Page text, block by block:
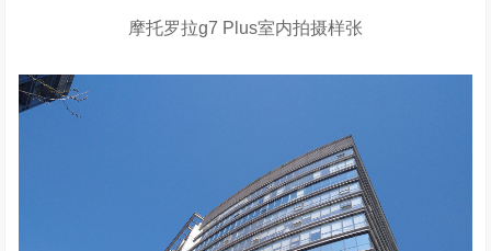
摩托罗拉g7 Plus室内拍摄样张